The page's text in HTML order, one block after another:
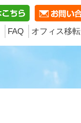
FAQ オフィス移